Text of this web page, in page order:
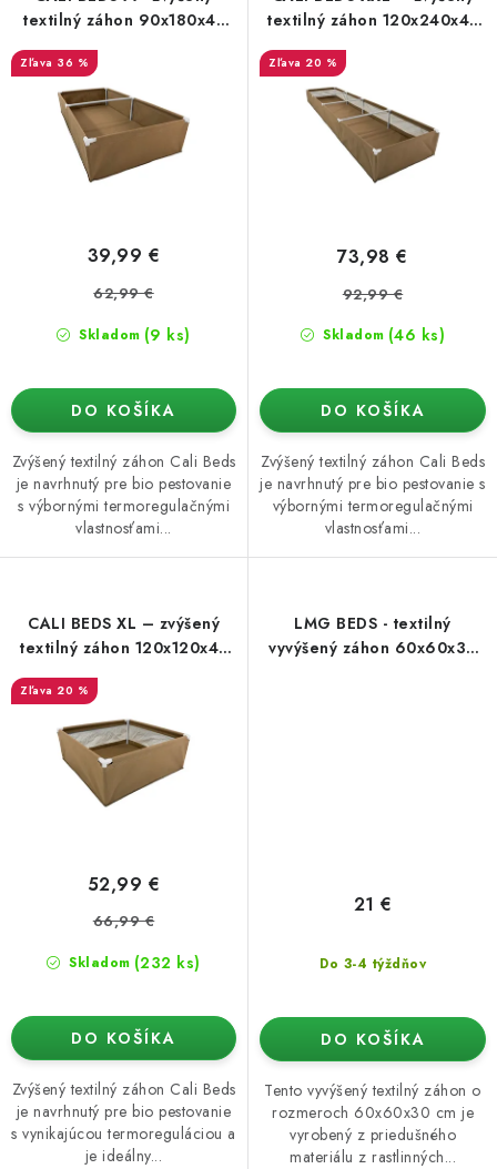
Podmienky o ochrane osobných údajov
o
d
u
p
r
o
textilný záhon 90x180x45
36 %
Skladom (9 ks)
39,99 €
62,99 €
DO KOŠÍKA
Zvýšený textilný záhon Cali Beds
je navrhnutý pre bio pestovanie
s výbornými termoregulačnými
vlastnosťami...
textilný záhon 120x240x45
20 %
Skladom (46 ks)
73,98 €
92,99 €
DO KOŠÍKA
Zvýšený textilný záhon Cali Beds
je navrhnutý pre bio pestovanie s
výbornými termoregulačnými
vlastnosťami...
CALI BEDS XL – zvýšený
textilný záhon 120x120x45
20 %
Skladom (232 ks)
52,99 €
66,99 €
DO KOŠÍKA
Zvýšený textilný záhon Cali Beds
je navrhnutý pre bio pestovanie
s vynikajúcou termoreguláciou a
je ideálny...
LMG BEDS - textilný
vyvýšený záhon 60x60x30
Do 3-4 týždňov
21 €
DO KOŠÍKA
Tento vyvýšený textilný záhon o
rozmeroch 60x60x30 cm je
vyrobený z priedušného
materiálu z rastlinných...